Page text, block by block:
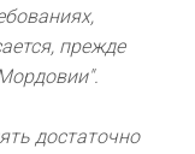
прежде
достаточно